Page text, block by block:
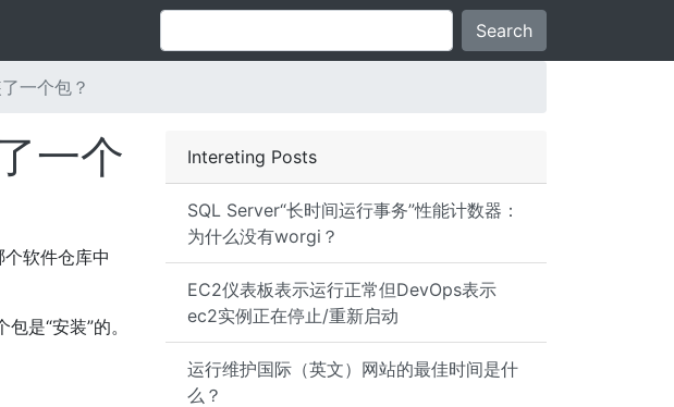
Search
一个包？
Intereting Posts
SQL Server“长时间运行事务”性能计数器：
为什么没有worgi？
EC2仪表板表示运行正常但DevOps表示
ec2实例正在停止/重新启动
运行维护国际（英文）网站的最佳时间是什
么？
一个
软件仓库中
是“安装”的。